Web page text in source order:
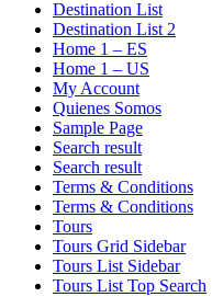
Destination List
Destination List 2
Home 1 – ES
Home 1 – US
My Account
Quienes Somos
Sample Page
Search result
Search result
Terms & Conditions
Terms & Conditions
Tours
Tours Grid Sidebar
Tours List Sidebar
Tours List Top Search